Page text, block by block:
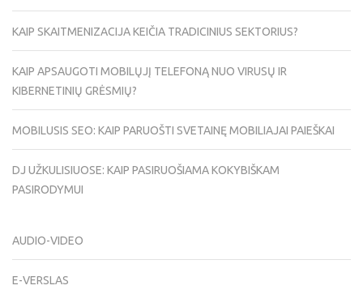
KAIP SKAITMENIZACIJA KEIČIA TRADICINIUS SEKTORIUS?
KAIP APSAUGOTI MOBILŲJĮ TELEFONĄ NUO VIRUSŲ IR
KIBERNETINIŲ GRĖSMIŲ?
MOBILUSIS SEO: KAIP PARUOŠTI SVETAINĘ MOBILIAJAI PAIEŠKAI
DJ UŽKULISIUOSE: KAIP PASIRUOŠIAMA KOKYBIŠKAM
PASIRODYMUI
AUDIO-VIDEO
E-VERSLAS